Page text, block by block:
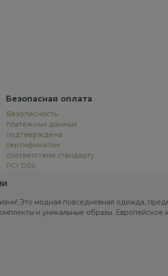
Безопасная оплата
Безопасность
платёжных данных
подтверждена
сертификатом
соответствия стандарту
PCI DSS
Это модная повседневная одежда,
и уникальные образы. Европейское